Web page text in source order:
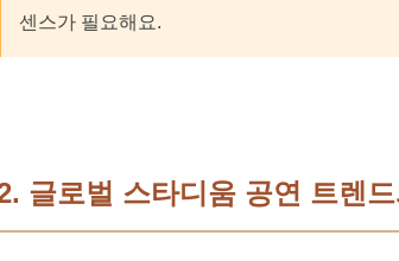
센스가 필요해요.
글로벌 스타디움 공연 트렌